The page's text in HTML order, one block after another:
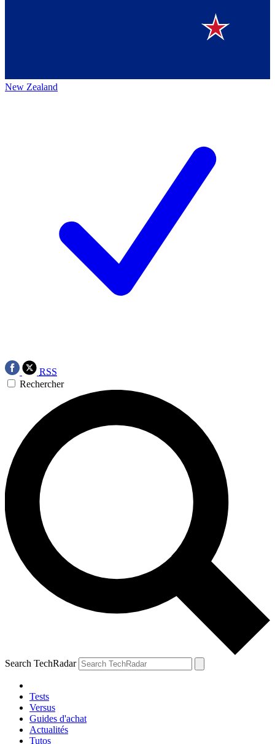
New Zealand
RSS
Rechercher
Search TechRadar
Tests
Versus
Guides d'achat
Actualités
Tutos